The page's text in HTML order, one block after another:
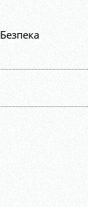
Безпека